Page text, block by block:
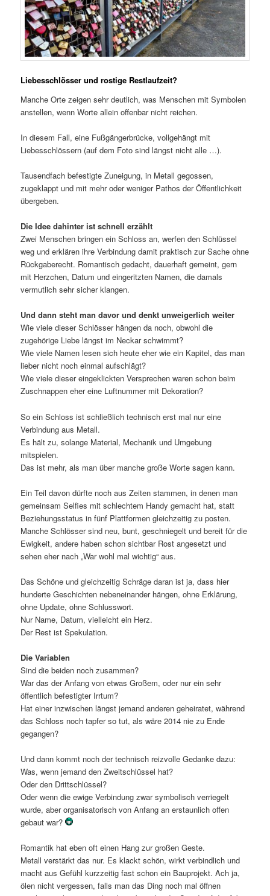
Liebesschlösser und rostige Restlaufzeit?
Manche Orte zeigen sehr deutlich, was Menschen mit Symbolen
anstellen, wenn Worte allein offenbar nicht reichen.
In diesem Fall, eine Fußgängerbrücke, vollgehängt mit
Liebesschlössern (auf dem Foto sind längst nicht alle …).
Tausendfach befestigte Zuneigung, in Metall gegossen,
zugeklappt und mit mehr oder weniger Pathos der Öffentlichkeit
übergeben.
Die Idee dahinter ist schnell erzählt
Zwei Menschen bringen ein Schloss an, werfen den Schlüssel
weg und erklären ihre Verbindung damit praktisch zur Sache ohne
Rückgaberecht. Romantisch gedacht, dauerhaft gemeint, gern
mit Herzchen, Datum und eingeritzten Namen, die damals
vermutlich sehr sicher klangen.
Und dann steht man davor und denkt unweigerlich weiter
Wie viele dieser Schlösser hängen da noch, obwohl die
zugehörige Liebe längst im Neckar schwimmt?
Wie viele Namen lesen sich heute eher wie ein Kapitel, das man
lieber nicht noch einmal aufschlägt?
Wie viele dieser eingeklickten Versprechen waren schon beim
Zuschnappen eher eine Luftnummer mit Dekoration?
So ein Schloss ist schließlich technisch erst mal nur eine
Verbindung aus Metall.
Es hält zu, solange Material, Mechanik und Umgebung
mitspielen.
Das ist mehr, als man über manche große Worte sagen kann.
Ein Teil davon dürfte noch aus Zeiten stammen, in denen man
gemeinsam Selfies mit schlechtem Handy gemacht hat, statt
Beziehungsstatus in fünf Plattformen gleichzeitig zu posten.
Manche Schlösser sind neu, bunt, geschniegelt und bereit für die
Ewigkeit, andere haben schon sichtbar Rost angesetzt und
sehen eher nach „War wohl mal wichtig“ aus.
Das Schöne und gleichzeitig Schräge daran ist ja, dass hier
hunderte Geschichten nebeneinander hängen, ohne Erklärung,
ohne Update, ohne Schlusswort.
Nur Name, Datum, vielleicht ein Herz.
Der Rest ist Spekulation.
Die Variablen
Sind die beiden noch zusammen?
War das der Anfang von etwas Großem, oder nur ein sehr
öffentlich befestigter Irrtum?
Hat einer inzwischen längst jemand anderen geheiratet, während
das Schloss noch tapfer so tut, als wäre 2014 nie zu Ende
gegangen?
Und dann kommt noch der technisch reizvolle Gedanke dazu:
Was, wenn jemand den Zweitschlüssel hat?
Oder den Drittschlüssel?
Oder wenn die ewige Verbindung zwar symbolisch verriegelt
wurde, aber organisatorisch von Anfang an erstaunlich offen
gebaut war?
Romantik hat eben oft einen Hang zur großen Geste.
Metall verstärkt das nur. Es klackt schön, wirkt verbindlich und
macht aus Gefühl kurzzeitig fast schon ein Bauprojekt. Ach ja,
ölen nicht vergessen, falls man das Ding noch mal öffnen